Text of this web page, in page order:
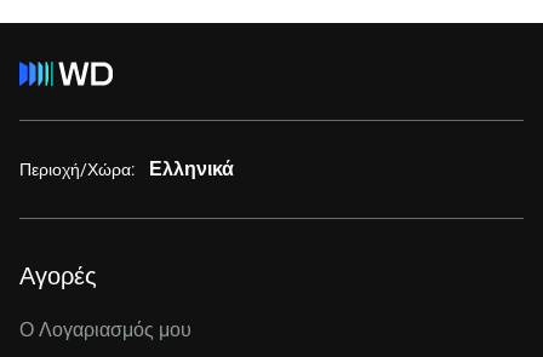
Περιοχή/Χώρα: Ελληνικά
Αγορές
Ο Λογαριασμός μου